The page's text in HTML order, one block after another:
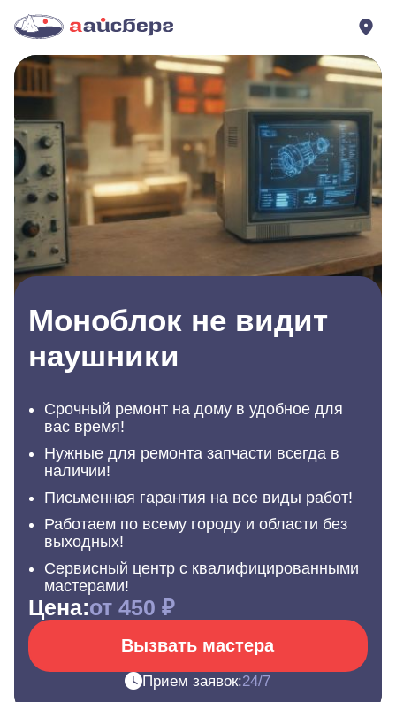
Моноблок не видит
наушники
Срочный ремонт на дому в удобное для
вас время!
Нужные для ремонта запчасти всегда в
наличии!
Письменная гарантия на все виды работ!
Работаем по всему городу и области без
выходных!
Сервисный центр с квалифицированными
мастерами!
Цена:от 450 ₽
Вызвать мастера
Прием заявок:24/7